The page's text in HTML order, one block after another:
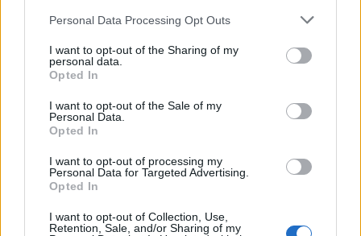
Personal Data Processing Opt Outs
I want to opt-out of the Sharing of my
personal data.
Opted In
I want to opt-out of the Sale of my
Personal Data.
Opted In
I want to opt-out of processing my
Personal Data for Targeted Advertising.
Opted In
I want to opt-out of Collection, Use,
Retention, Sale, and/or Sharing of my
Calles cercanas
Eix Pirinenc
Una sola dirección.
Eix Pirinenc